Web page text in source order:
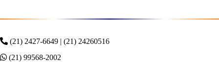
(21) 2427-6649 | (21) 24260516
(21) 99568-2002